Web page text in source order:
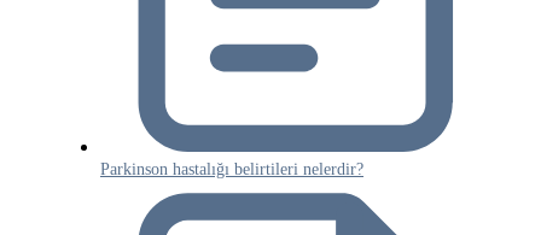
Parkinson hastalığı belirtileri nelerdir?